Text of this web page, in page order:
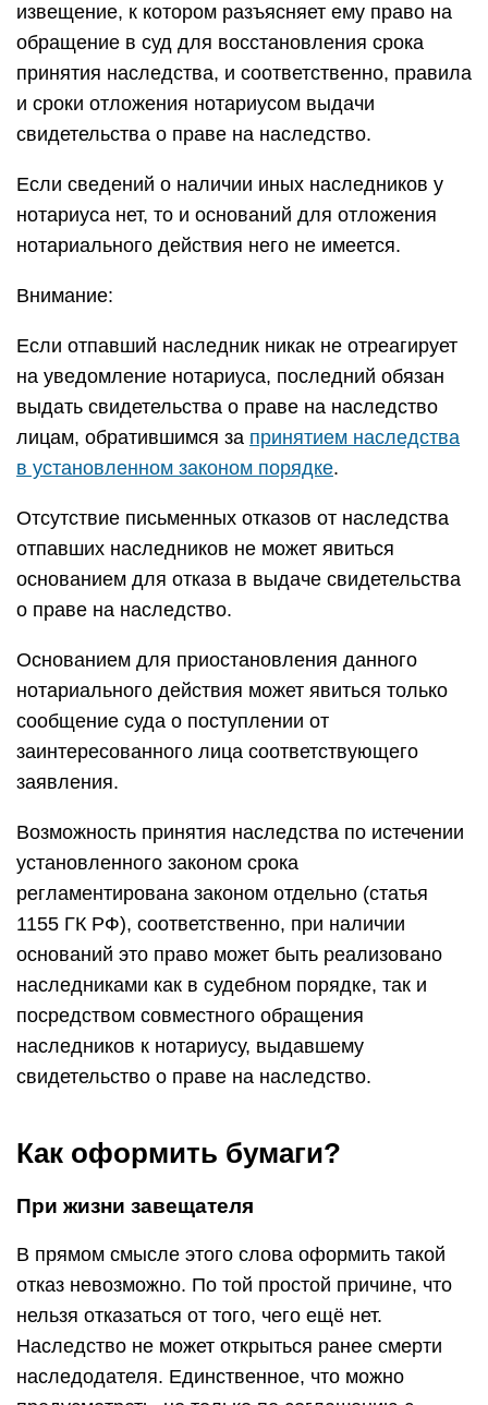
извещение, к котором разъясняет ему право на
обращение в суд для восстановления срока
принятия наследства, и соответственно, правила
и сроки отложения нотариусом выдачи
свидетельства о праве на наследство.
Если сведений о наличии иных наследников у
нотариуса нет, то и оснований для отложения
нотариального действия него не имеется.
Внимание:
Если отпавший наследник никак не отреагирует
на уведомление нотариуса, последний обязан
выдать свидетельства о праве на наследство
лицам, обратившимся за принятием наследства
в установленном законом порядке.
Отсутствие письменных отказов от наследства
отпавших наследников не может явиться
основанием для отказа в выдаче свидетельства
о праве на наследство.
Основанием для приостановления данного
нотариального действия может явиться только
сообщение суда о поступлении от
заинтересованного лица соответствующего
заявления.
Возможность принятия наследства по истечении
установленного законом срока
регламентирована законом отдельно (статья
1155 ГК РФ), соответственно, при наличии
оснований это право может быть реализовано
наследниками как в судебном порядке, так и
посредством совместного обращения
наследников к нотариусу, выдавшему
свидетельство о праве на наследство.
Как оформить бумаги?
При жизни завещателя
В прямом смысле этого слова оформить такой
отказ невозможно. По той простой причине, что
нельзя отказаться от того, чего ещё нет.
Наследство не может открыться ранее смерти
наследодателя. Единственное, что можно